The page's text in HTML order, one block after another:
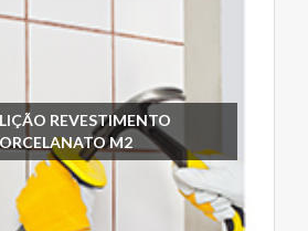
REVESTIMENTO
M2